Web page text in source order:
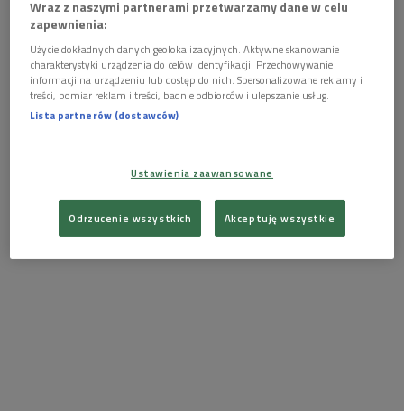
Wraz z naszymi partnerami przetwarzamy dane w celu
zapewnienia:
Użycie dokładnych danych geolokalizacyjnych. Aktywne skanowanie
charakterystyki urządzenia do celów identyfikacji. Przechowywanie
informacji na urządzeniu lub dostęp do nich. Spersonalizowane reklamy i
treści, pomiar reklam i treści, badnie odbiorców i ulepszanie usług.
Lista partnerów (dostawców)
Ustawienia zaawansowane
Odrzucenie wszystkich Akceptuję wszystkie